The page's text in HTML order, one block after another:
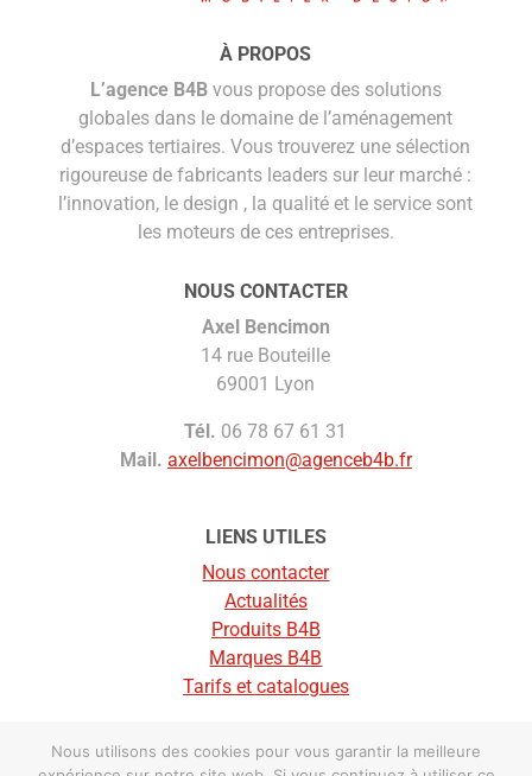
À PROPOS
L’agence B4Bvous propose des solutions
globales dans le domaine de l’aménagement
d’espaces tertiaires. Vous trouverez une sélection
rigoureuse de fabricants leaders sur leur marché :
l’innovation, le design , la qualité et le service sont
les moteurs de ces entreprises.
NOUS CONTACTER
Axel Bencimon
14 rue Bouteille
69001 Lyon
Tél. 06 78 67 61 31
Mail. axelbencimon@agenceb4b.fr
LIENS UTILES
Nous contacter
Actualités
Produits B4B
Marques B4B
Tarifs et catalogues
© Agence B4B |Mentions légales
Nous utilisons des cookies pour vous garantir la meilleure